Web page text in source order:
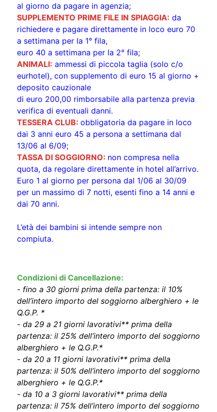
al giorno da pagare in agenzia;
SUPPLEMENTO PRIME FILE IN SPIAGGIA: da
richiedere e pagare direttamente in loco euro 70
a settimana per la 1° fila,
euro 40 a settimana per la 2° fila;
ANIMALI: ammessi di piccola taglia (solo c/o
eurhotel), con supplemento di euro 15 al giorno +
deposito cauzionale
di euro 200,00 rimborsabile alla partenza previa
verifica di eventuali danni.
TESSERA CLUB: obbligatoria da pagare in loco
dai 3 anni euro 45 a persona a settimana dal
13/06 al 6/09;
TASSA DI SOGGIORNO: non compresa nella
quota, da regolare direttamente in hotel all’arrivo.
Euro 1 al giorno per persona dal 1/06 al 30/09
per un massimo di 7 notti, esenti fino a 14 anni e
dai 70 anni.
L’età dei bambini si intende sempre non
compiuta.
Condizioni di Cancellazione:
- fino a 30 giorni prima della partenza: il 10%
dell’intero importo del soggiorno alberghiero + le
Q.G.P. *
- da 29 a 21 giorni lavorativi** prima della
partenza: il 25% dell’intero importo del soggiorno
alberghiero + le Q.G.P.*
- da 20 a 11 giorni lavorativi** prima della
partenza: il 50% dell’intero importo del soggiorno
alberghiero + le Q.G.P.*
- da 10 a 3 giorni lavorativi** prima della
partenza: il 75% dell’intero importo del soggiorno